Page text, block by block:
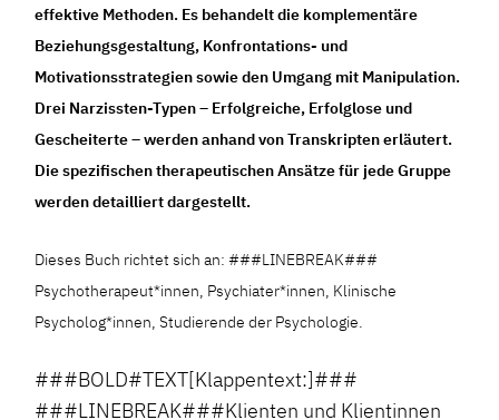
effektive Methoden. Es behandelt die komplementäre
Beziehungsgestaltung, Konfrontations- und
Motivationsstrategien sowie den Umgang mit Manipulation.
Drei Narzissten-Typen – Erfolgreiche, Erfolglose und
Gescheiterte – werden anhand von Transkripten erläutert.
Die spezifischen therapeutischen Ansätze für jede Gruppe
werden detailliert dargestellt.
Dieses Buch richtet sich an: ###LINEBREAK###
Psychotherapeut*innen, Psychiater*innen, Klinische
Psycholog*innen, Studierende der Psychologie.
###BOLD#TEXT[Klappentext:]###
###LINEBREAK###Klienten und Klientinnen